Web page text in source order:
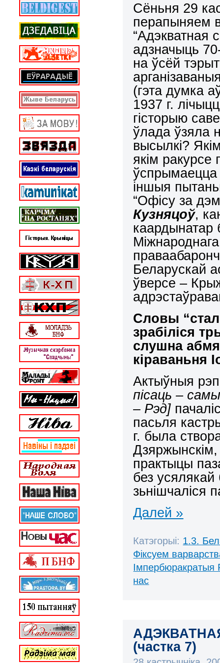
Сёньня 29
перапыняем
“Адэкватная
адзначыць
на ўсёй
(гэта думка
1937 г.
гісторыю
ўлада ўзяла
высылкі?
якім ракурсе
ўспрымаецца
іншыя
“Офісу за
Кузняцоў,
каардынатар
Беларускай
ўверсе –
Словы
зрабіліся
слушна
кіраваньня
Актыўныя
пісаць –
– Рэд]
пасьля
г. была
практыцы
без усялякай
зьнішчаліся
Далей »
Катэгорыі: 1.3.
Фіксуем
Імпербюракратыя
нас
(частка 7)